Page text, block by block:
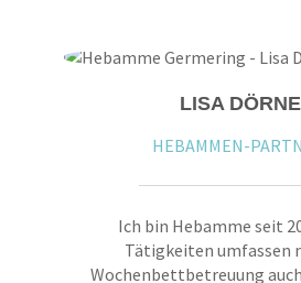
LISA
HEBAMMEN-
Ich bin Hebamme seit
Tätigkeiten umfassen
Wochenbettbetreuung